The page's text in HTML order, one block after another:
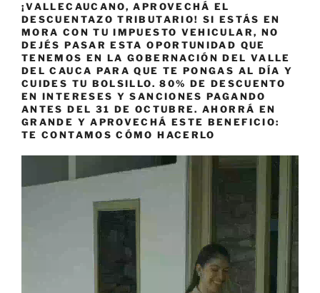
¡VALLECAUCANO, APROVECHÁ EL
DESCUENTAZO TRIBUTARIO! SI ESTÁS EN
MORA CON TU IMPUESTO VEHICULAR, NO
DEJÉS PASAR ESTA OPORTUNIDAD QUE
TENEMOS EN LA GOBERNACIÓN DEL VALLE
DEL CAUCA PARA QUE TE PONGAS AL DÍA Y
CUIDES TU BOLSILLO. 80% DE DESCUENTO
EN INTERESES Y SANCIONES PAGANDO
ANTES DEL 31 DE OCTUBRE. AHORRÁ EN
GRANDE Y APROVECHÁ ESTE BENEFICIO:
TE CONTAMOS CÓMO HACERLO